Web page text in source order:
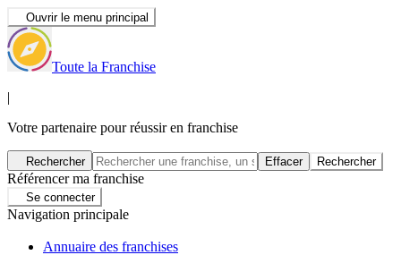
Ouvrir le menu principal
Toute la Franchise
|
Votre partenaire pour réussir en franchise
Rechercher Effacer Rechercher
Référencer ma franchise
Se connecter
Navigation principale
Annuaire des franchises